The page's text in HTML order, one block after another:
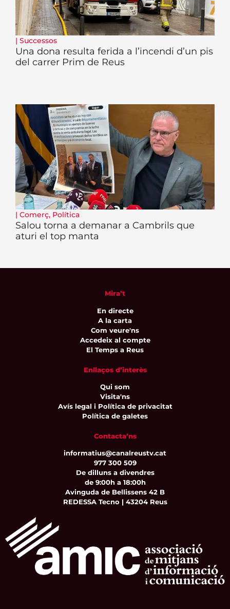
| Successos
Una dona resulta ferida a l’incendi d’un pis
del carrer Prim de Reus
| Comerç, Política
Salou torna a demanar a Cambrils que
aturi el top manta
Mira’t
En directe
A la carta
Com veure'ns
Accedeix al compte
El Temps a Reus
Enllaços d’interès
Qui som
Visita'ns
Avís legal i Política de privacitat
Política de galetes
Contacta’ns
informatius@canalreustv.cat
977 300 509
De dilluns a divendres
de 9:00h a 18:00h
Avinguda de Bellissens 42 B
REDESSA Tecno | 43204 Reus